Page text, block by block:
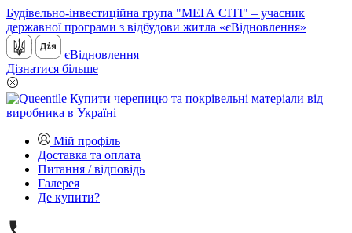
Будівельно-інвестиційна група "МЕГА СІТІ" – учасник
державної програми з відбудови житла «єВідновлення»
єВідновлення
Дізнатися більше
Мій профіль
Доставка та оплата
Питання / відповідь
Галерея
Де купити?